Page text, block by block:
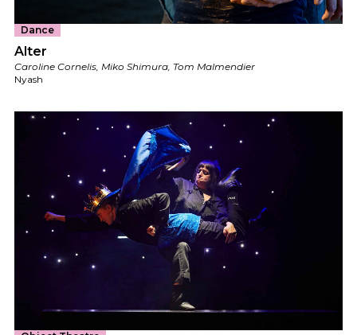
Dance
Alter
Caroline Cornelis, Miko Shimura, Tom Malmendier
Nyash